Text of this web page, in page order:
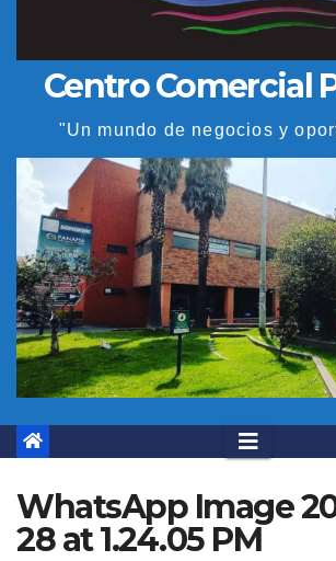
Centro Comercial
"Un mundo de negocios y
WhatsApp Image
28 at 1.24.05 PM